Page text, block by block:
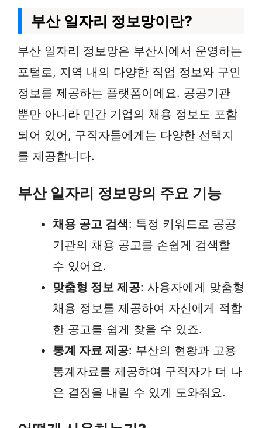
부산 일자리 정보망이란?
부산 일자리 정보망은 부산시에서 운영하는
포털로, 지역 내의 다양한 직업 정보와 구인
정보를 제공하는 플랫폼이에요. 공공기관
뿐만 아니라 민간 기업의 채용 정보도 포함
되어 있어, 구직자들에게는 다양한 선택지
를 제공합니다.
부산 일자리 정보망의 주요 기능
채용 공고 검색: 특정 키워드로 공공
기관의 채용 공고를 손쉽게 검색할
수 있어요.
맞춤형 정보 제공: 사용자에게 맞춤형
채용 정보를 제공하여 자신에게 적합
한 공고를 쉽게 찾을 수 있죠.
통계 자료 제공: 부산의 현황과 고용
통계자료를 제공하여 구직자가 더 나
은 결정을 내릴 수 있게 도와줘요.